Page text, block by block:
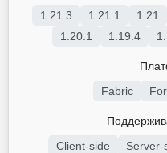
1.21.3
1.21.1 1.21
1.20.1
1.19.4
Fabric
Client-side
Server-